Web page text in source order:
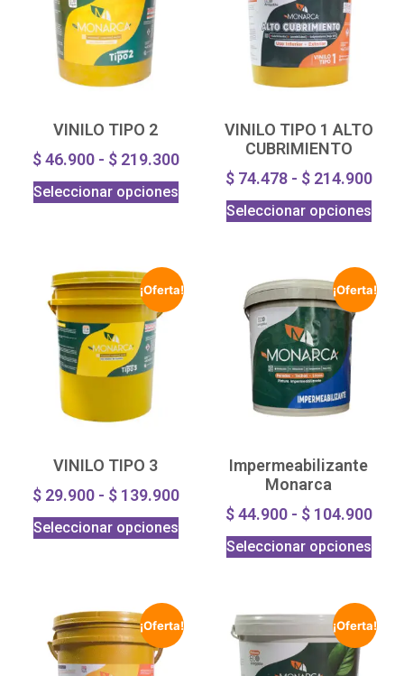
VINILO TIPO 2
$46.900 - $219.300
Seleccionar opciones
VINILO TIPO 1 ALTO
CUBRIMIENTO
$74.478 - $214.900
Seleccionar opciones
¡Oferta!
VINILO TIPO 3
$29.900 - $139.900
Seleccionar opciones
¡Oferta!
Impermeabilizante
Monarca
$44.900 - $104.900
Seleccionar opciones
¡Oferta! ¡Oferta!